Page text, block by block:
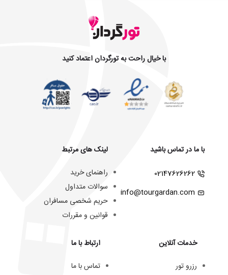
با خیال راحت به تورگردان اعتماد کنید
با ما در تماس باشید
02147626262
info@tourgardan.com
خدمات آنلاین
رزرو تور
لینک های مرتبط
راهنمای خرید
سوالات متداول
حریم شخصی مسافران
قوانین و مقررات
ارتباط با ما
تماس با ما